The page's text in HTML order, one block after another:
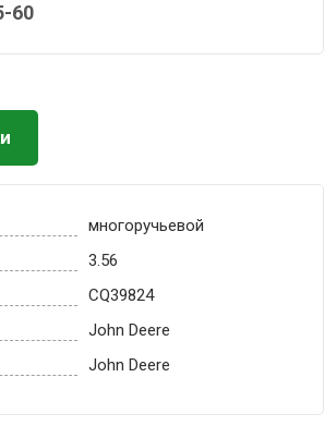
60
многоручьевой
3.56
CQ39824
John Deere
John Deere